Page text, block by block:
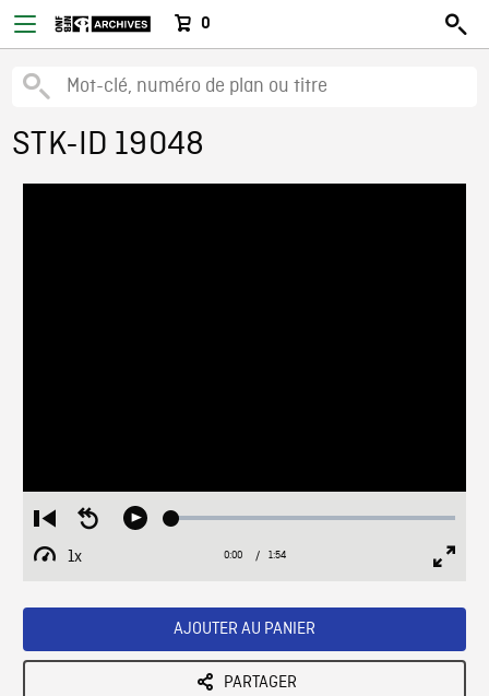
0
STK-ID 19048
Restart
from
beginning
Seek
Play Loaded:
1x
Playback
Current
0:00 / Duration
1:54
AJOUTER AU PANIER
PARTAGER